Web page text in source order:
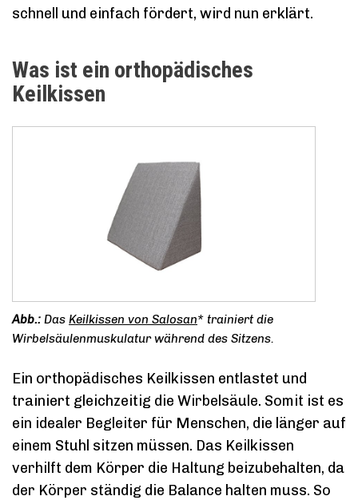
schnell und einfach fördert, wird nun erklärt.
Was ist ein orthopädisches
Keilkissen
Das Keilkissen von Salosan* trainiert die
Wirbelsäulenmuskulatur während des Sitzens.
Ein orthopädisches Keilkissen entlastet und
trainiert gleichzeitig die Wirbelsäule. Somit ist es
ein idealer Begleiter für Menschen, die länger auf
einem Stuhl sitzen müssen. Das Keilkissen
verhilft dem Körper die Haltung beizubehalten, da
der Körper ständig die Balance halten muss. So